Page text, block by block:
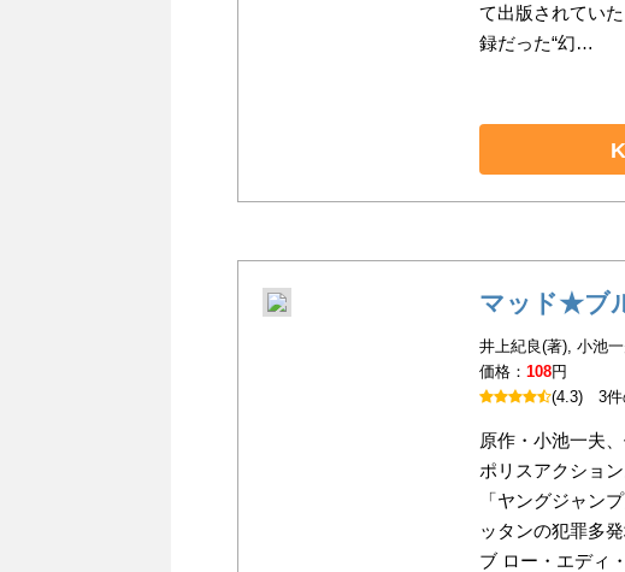
て出版されてい
録だった“幻…
マッド★ブ
井上紀良(著), 小池
価格：108円
(4.3)3
原作・小池一夫
ポリスアクショ
「ヤングジャン
ッタンの犯罪多
ブ ロー・エディ